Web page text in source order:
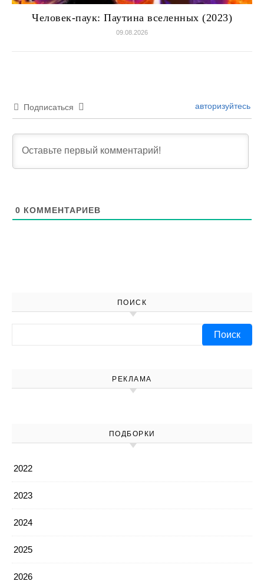
Человек-паук: Паутина вселенных (2023)
09.08.2026
Подписаться авторизуйтесь
0 КОММЕНТАРИЕВ
ПОИСК
РЕКЛАМА
ПОДБОРКИ
2022
2023
2024
2025
2026